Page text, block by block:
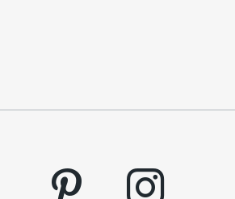
pinterest instagram